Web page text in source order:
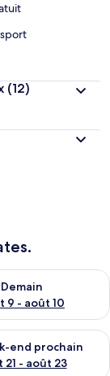
(12)
9
Demain
9 - août 10
pour
14 - août 16
end prochain
21 - août 23
pour